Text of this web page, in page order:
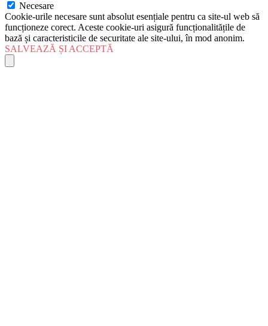
Necesare
Cookie-urile necesare sunt absolut esențiale pentru ca site-ul web să
funcționeze corect. Aceste cookie-uri asigură funcționalitățile de
bază și caracteristicile de securitate ale site-ului, în mod anonim.
SALVEAZĂ ȘI ACCEPTĂ